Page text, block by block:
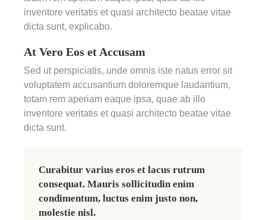
inventore veritatis et quasi architecto beatae vitae
dicta sunt, explicabo.
At Vero Eos et Accusam
Sed ut perspiciatis, unde omnis iste natus error sit
voluptatem accusantium doloremque laudantium,
totam rem aperiam eaque ipsa, quae ab illo
inventore veritatis et quasi architecto beatae vitae
dicta sunt.
Curabitur varius eros et lacus rutrum
consequat. Mauris sollicitudin enim
condimentum, luctus enim justo non,
molestie nisl.